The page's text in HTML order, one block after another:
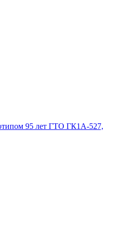
95 лет ГТО ГК1А-527,